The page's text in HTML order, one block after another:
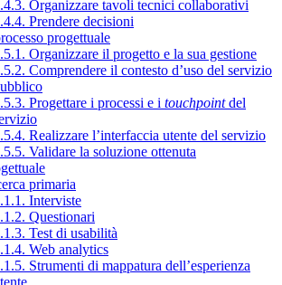
Organizzare tavoli tecnici collaborativi
Prendere decisioni
progettuale
Organizzare il progetto e la sua gestione
Comprendere il contesto d’uso del servizio
Progettare i processi e i touchpointdel
Realizzare l’interfaccia utente del servizio
Validare la soluzione ottenuta
primaria
Interviste
Questionari
Test di usabilità
Web analytics
Strumenti di mappatura dell’esperienza